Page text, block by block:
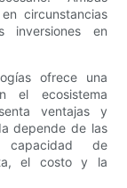
circunstancias
inversiones en
ofrece una
el ecosistema
ventajas y
depende de las
capacidad de
el costo y la